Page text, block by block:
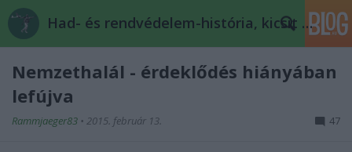
Had- és rendvédelem-história, kicsit másképp
Nemzethalál - érdeklődés hiányában
lefújva
Rammjaeger83 • 2015. február 13. 47